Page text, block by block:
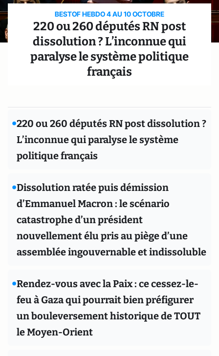
BESTOF HEBDO 4 AU 10 OCTOBRE
220 ou 260 députés RN post
dissolution ? L’inconnue qui
paralyse le système politique
français
•220 ou 260 députés RN post dissolution ?
L’inconnue qui paralyse le système
politique français
•Dissolution ratée puis démission
d’Emmanuel Macron : le scénario
catastrophe d’un président
nouvellement élu pris au piège d’une
assemblée ingouvernable et indissoluble
•Rendez-vous avec la Paix : ce cessez-le-
feu à Gaza qui pourrait bien préfigurer
un bouleversement historique de TOUT
le Moyen-Orient